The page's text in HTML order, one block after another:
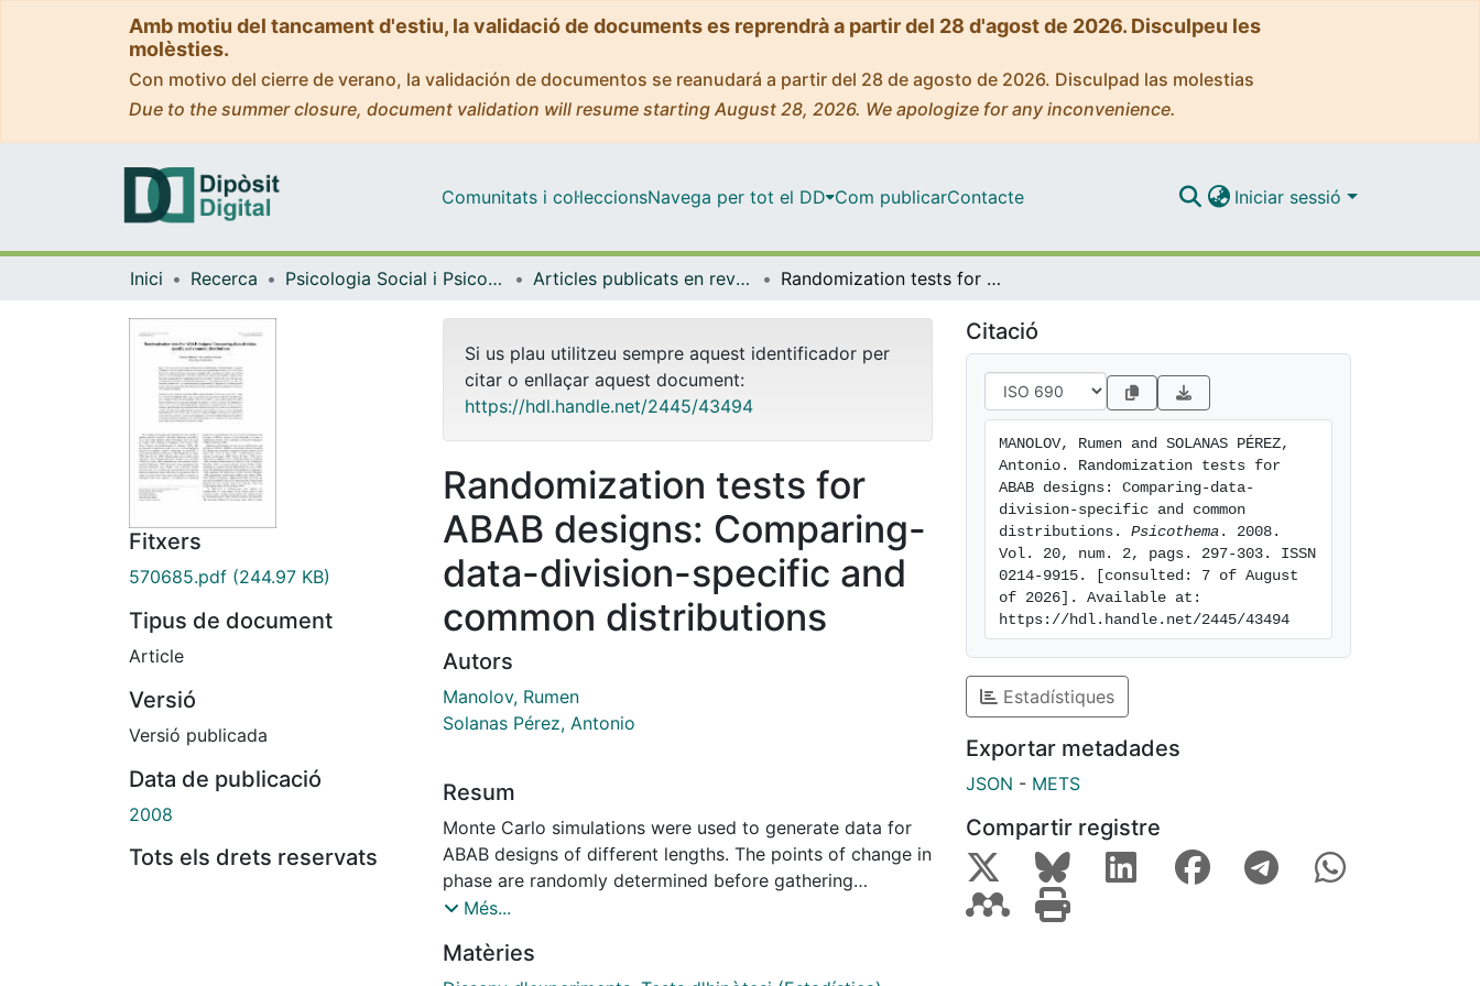
Amb motiu del tancament d'estiu, la validació de documents es reprendrà a partir del 28 d'agost de 2026. Disculpeu les
molèsties.
Con motivo del cierre de verano, la validación de documentos se reanudará a partir del 28 de agosto de 2026. Disculpad las molestias
Due to the summer closure, document validation will resume starting August 28, 2026. We apologize for any inconvenience.
Comunitats i col·leccionsNavega per tot el DD Com publicarContacte Iniciar sessió
Inici Recerca Psicologia Social i Psicologia Quantitativa Articles publicats en revistes (Psicologia Social i Psicologia Quantitativa) Randomization tests for ABAB designs: Comparing-data-division-specific and common distributions
Fitxers
570685.pdf (244.97 KB)
Tipus de document
Article
Versió
Versió publicada
Data de publicació
2008
Tots els drets reservats
Si us plau utilitzeu sempre aquest identificador per
citar o enllaçar aquest document:
https://hdl.handle.net/2445/43494
Randomization tests for
ABAB designs: Comparing-
data-division-specific and
common distributions
Autors
Manolov, Rumen
Solanas Pérez, Antonio
Resum
Monte Carlo simulations were used to generate data for
ABAB designs of different lengths. The points of change in
phase are randomly determined before gathering
behaviour measurements, which allows the use of a
simulation and analysis can be based either on data-
Més...
Matèries
Citació
MANOLOV, Rumen and SOLANAS PÉREZ,
Antonio. Randomization tests for
ABAB designs: Comparing-data-
division-specific and common
distributions. Psicothema . 2008.
Vol. 20, num. 2, pags. 297-303. ISSN
0214-9915. [consulted: 7 of August
of 2026]. Available at:
https://hdl.handle.net/2445/43494
Estadístiques
Exportar metadades
JSON - METS
Compartir registre